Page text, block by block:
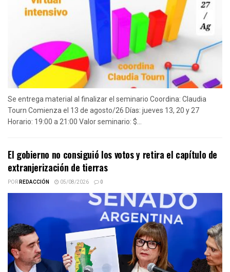
Se entrega material al finalizar el seminario Coordina: Claudia
Tourn Comienza el 13 de agosto/26 Días: jueves 13, 20 y 27
Horario: 19:00 a 21:00 Valor seminario: $...
El gobierno no consiguió los votos y retira el capítulo de
extranjerización de tierras
PORREDACCIÓN 05/08/2026 0